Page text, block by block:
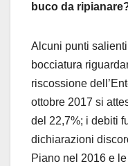
buco da
Alcuni punti
bocciatura
riscossione
ottobre 2017 si
del 22,7%; i debiti
dichiarazioni
Piano nel 2016 e